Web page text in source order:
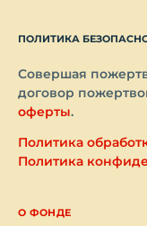
О ФОНДЕ
ПОЛИТИКА
Совершая
договор
оферты.
Политика
Политика